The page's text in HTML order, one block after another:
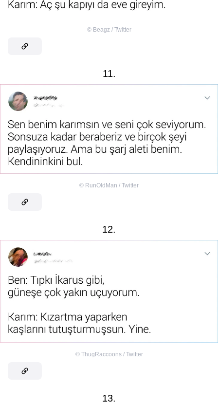
© Beagz / Twitter
11.
© RunOldMan / Twitter
12.
© ThugRaccoons / Twitter
13.